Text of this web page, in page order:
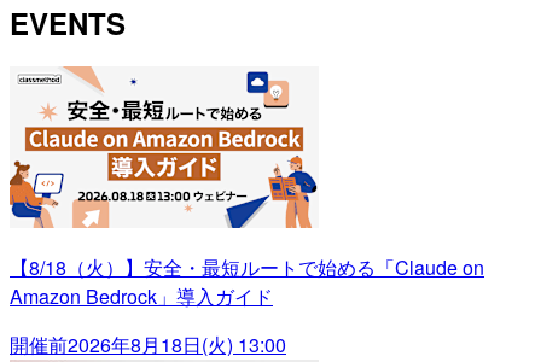
EVENTS
【8/18（火）】安全・最短ルートで始める「Claude on
Amazon Bedrock」導入ガイド
開催前2026年8月18日(火) 13:00